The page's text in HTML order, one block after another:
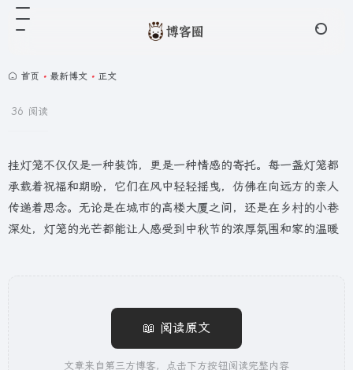
首页 • 最新博文 • 正文
36 阅读
挂灯笼不仅仅是一种装饰，更是一种情感的寄托。每一盏灯笼都
承载着祝福和期盼，它们在风中轻轻摇曳，仿佛在向远方的亲人
传递着思念。无论是在城市的高楼大厦之间，还是在乡村的小巷
深处，灯笼的光芒都能让人感受到中秋节的浓厚氛围和家的温暖
📖 阅读原文
文章来自第三方博客，点击下方按钮阅读完整内容